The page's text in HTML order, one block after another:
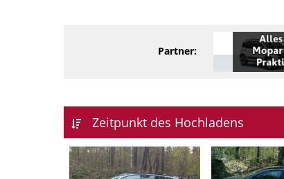
Partner:
Zeitpunkt des Hochladens